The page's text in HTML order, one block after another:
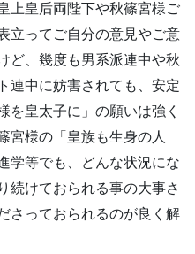
上皇后両陛下や秋篠宮様ご
立ってご自分の意見やご意
ど、幾度も男系派連中や秋
連中に妨害されても、安定
を皇太子に」の願いは強く
宮様の「皇族も生身の人
学等でも、どんな状況にな
続けておられる事の大事さ
さっておられるのが良く解